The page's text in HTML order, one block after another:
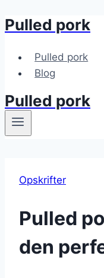
Fortsæt
indhold
Pulled pork
Pulled pork
Blog
Pulled pork
Opskrifter
Pulled
den